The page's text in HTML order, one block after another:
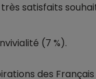
satisfaits
(7 %).
des